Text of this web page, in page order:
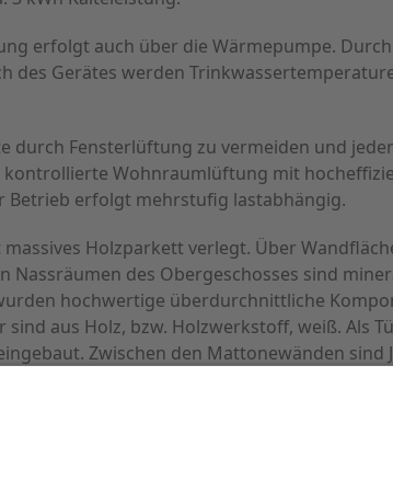
erfolgt auch über die Wärmepumpe.
des Gerätes werden
durch Fensterlüftung zu vermeiden und
Wohnraumlüftung mit
Betrieb erfolgt mehrstufig lastabhängig.
massives Holzparkett verlegt. Über
Nassräumen des Obergeschosses sind
hochwertige überdurchnittliche
sind aus Holz, bzw. Holzwerkstoff, weiß. Als
Zwischen den Mattonewänden sind
beinhaltet eine sat Anlage für Wohn
Zahl.